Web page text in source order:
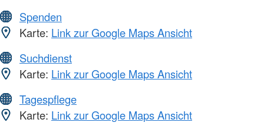
Spenden
Karte: Link zur Google Maps Ansicht
Suchdienst
Karte: Link zur Google Maps Ansicht
Tagespflege
Karte: Link zur Google Maps Ansicht